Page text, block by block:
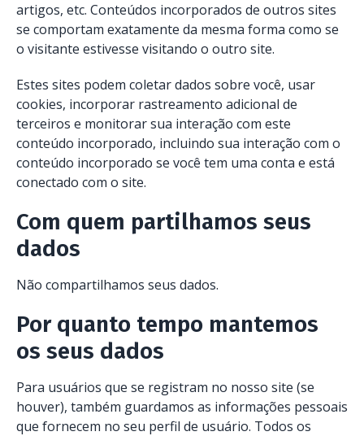
artigos, etc. Conteúdos incorporados de outros sites
se comportam exatamente da mesma forma como se
o visitante estivesse visitando o outro site.
Estes sites podem coletar dados sobre você, usar
cookies, incorporar rastreamento adicional de
terceiros e monitorar sua interação com este
conteúdo incorporado, incluindo sua interação com o
conteúdo incorporado se você tem uma conta e está
conectado com o site.
Com quem partilhamos seus
dados
Não compartilhamos seus dados.
Por quanto tempo mantemos
os seus dados
Para usuários que se registram no nosso site (se
houver), também guardamos as informações pessoais
que fornecem no seu perfil de usuário. Todos os